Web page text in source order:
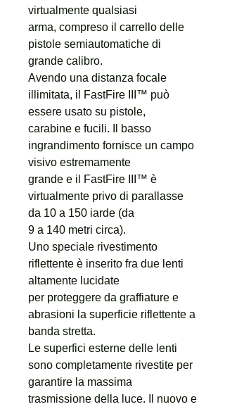
virtualmente qualsiasi
arma, compreso il carrello delle
pistole semiautomatiche di
grande calibro.
Avendo una distanza focale
illimitata, il FastFire III™ può
essere usato su pistole,
carabine e fucili. Il basso
ingrandimento fornisce un campo
visivo estremamente
grande e il FastFire III™ è
virtualmente privo di parallasse
da 10 a 150 iarde (da
9 a 140 metri circa).
Uno speciale rivestimento
riflettente è inserito fra due lenti
altamente lucidate
per proteggere da graffiature e
abrasioni la superficie riflettente a
banda stretta.
Le superfici esterne delle lenti
sono completamente rivestite per
garantire la massima
trasmissione della luce. Il nuovo e